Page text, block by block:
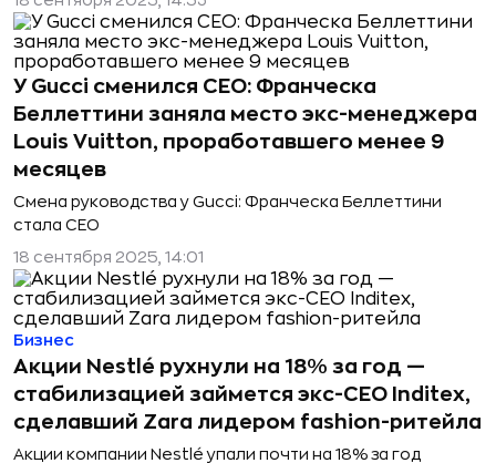
У Gucci сменился CEO: Франческа
Беллеттини заняла место экс-менеджера
Louis Vuitton, проработавшего менее 9
месяцев
Смена руководства у Gucci: Франческа Беллеттини
стала CEO
18 сентября 2025, 14:01
Акции Nestlé рухнули на 18% за год —
стабилизацией займется экс-CEO Inditex,
сделавший Zara лидером fashion-ритейла
Акции компании Nestlé упали почти на 18% за год
Бизнес